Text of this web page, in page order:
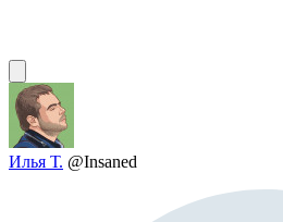
Илья Т. @Insaned